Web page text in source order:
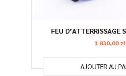
FEU D’ATTERRISSAGE
1 830,00 zł
AJOUTER AU